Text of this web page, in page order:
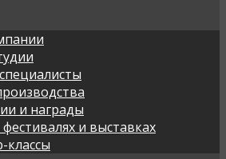
и награды
и выставках
классы